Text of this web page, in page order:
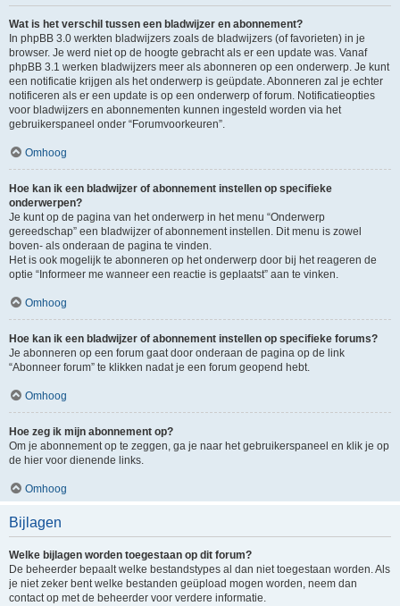
Wat is het verschil tussen een bladwijzer en abonnement?
In phpBB 3.0 werkten bladwijzers zoals de bladwijzers (of favorieten) in je
browser. Je werd niet op de hoogte gebracht als er een update was. Vanaf
phpBB 3.1 werken bladwijzers meer als abonneren op een onderwerp. Je kunt
een notificatie krijgen als het onderwerp is geüpdate. Abonneren zal je echter
notificeren als er een update is op een onderwerp of forum. Notificatieopties
voor bladwijzers en abonnementen kunnen ingesteld worden via het
gebruikerspaneel onder “Forumvoorkeuren”.
Omhoog
Hoe kan ik een bladwijzer of abonnement instellen op specifieke
onderwerpen?
Je kunt op de pagina van het onderwerp in het menu “Onderwerp
gereedschap” een bladwijzer of abonnement instellen. Dit menu is zowel
boven- als onderaan de pagina te vinden.
Het is ook mogelijk te abonneren op het onderwerp door bij het reageren de
optie “Informeer me wanneer een reactie is geplaatst” aan te vinken.
Omhoog
Hoe kan ik een bladwijzer of abonnement instellen op specifieke forums?
Je abonneren op een forum gaat door onderaan de pagina op de link
“Abonneer forum” te klikken nadat je een forum geopend hebt.
Omhoog
Hoe zeg ik mijn abonnement op?
Om je abonnement op te zeggen, ga je naar het gebruikerspaneel en klik je op
de hier voor dienende links.
Omhoog
Bijlagen
Welke bijlagen worden toegestaan op dit forum?
De beheerder bepaalt welke bestandstypes al dan niet toegestaan worden. Als
je niet zeker bent welke bestanden geüpload mogen worden, neem dan
contact op met de beheerder voor verdere informatie.